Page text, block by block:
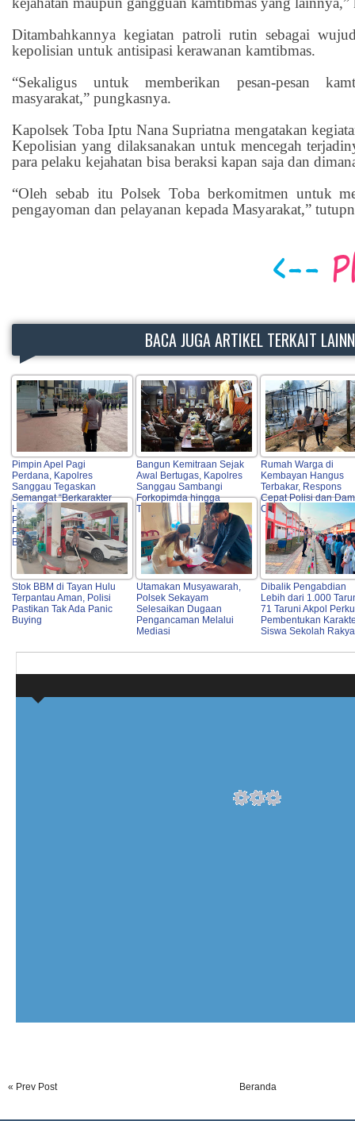
Ditambahkannya kegiatan patroli rutin sebagai
kepolisian untuk antisipasi kerawanan kamtibmas.
“Sekaligus untuk memberikan pesan-pesan
masyarakat,” pungkasnya.
Kapolsek Toba Iptu Nana Supriatna mengatakan
Kepolisian yang dilaksanakan untuk mencegah
para pelaku kejahatan bisa beraksi kapan saja dan
“Oleh sebab itu Polsek Toba berkomitmen untuk
pengayoman dan pelayanan kepada Masyarakat,”
BACA JUGA ARTIKEL TERKAIT
Pimpin Apel Pagi
Perdana, Kapolres
Sanggau Tegaskan
Semangat “Berkarakter
HEBAT” serta Dorong
Profesionalisme dan
Pelayanan Publik
Berkualitas
Bangun Kemitraan Sejak
Awal Bertugas, Kapolres
Sanggau Sambangi
Forkopimda hingga
Tokoh Adat
Rumah Warga di
Kembayan Hangus
Terbakar, Respons
Cepat Polisi dan
Cegah Api Meluas
Stok BBM di Tayan Hulu
Terpantau Aman, Polisi
Pastikan Tak Ada Panic
Buying
Utamakan Musyawarah,
Polsek Sekayam
Selesaikan Dugaan
Pengancaman Melalui
Mediasi
Dibalik Pengabdian
Lebih dari 1.000
71 Taruni Akpol
Pembentukan
Siswa Sekolah
« Prev Post Beranda